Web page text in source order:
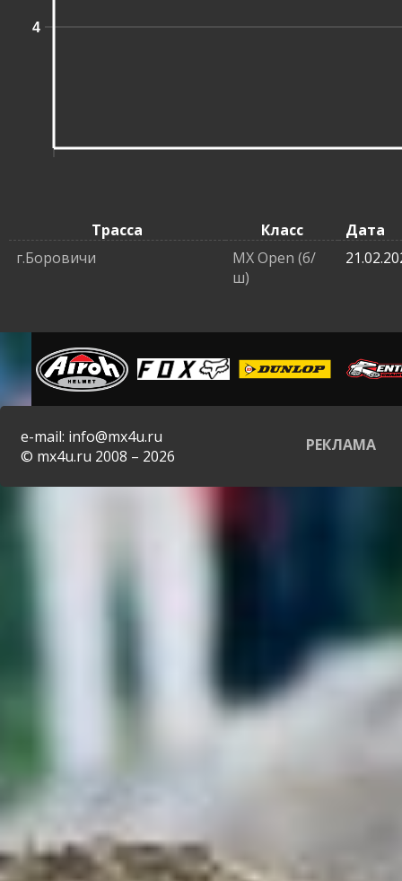
4
Трасса Класс
Дата
г.Боровичи
MX Open (б/
ш)
e-mail: info@mx4u.ru
© mx4u.ru 2008 – 2026
РЕКЛАМА